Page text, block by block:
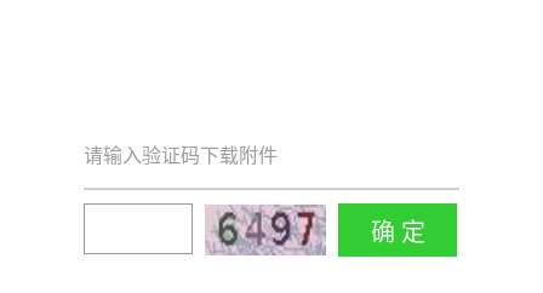
请输入验证码下载附件